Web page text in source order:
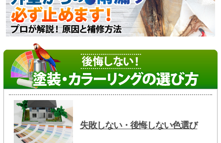
失敗しない・後悔しない色選び